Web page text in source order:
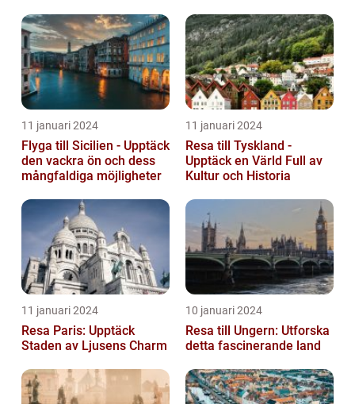
11 januari 2024
Flyga till Sicilien - Upptäck
den vackra ön och dess
mångfaldiga möjligheter
11 januari 2024
Resa till Tyskland -
Upptäck en Värld Full av
Kultur och Historia
11 januari 2024
Resa Paris: Upptäck
Staden av Ljusens Charm
10 januari 2024
Resa till Ungern: Utforska
detta fascinerande land